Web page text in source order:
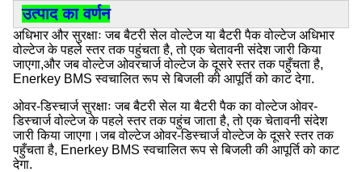
उत्पाद का वर्णन
अधिभार और सुरक्षाः जब बैटरी सेल वोल्टेज या बैटरी पैक वोल्टेज अधिभार
वोल्टेज के पहले स्तर तक पहुंचता है, तो एक चेतावनी संदेश जारी किया
जाएगा,और जब वोल्टेज ओवरचार्ज वोल्टेज के दूसरे स्तर तक पहुँचता है,
Enerkey BMS स्वचालित रूप से बिजली की आपूर्ति को काट देगा.
ओवर-डिस्चार्ज सुरक्षाः जब बैटरी सेल या बैटरी पैक का वोल्टेज ओवर-
डिस्चार्ज वोल्टेज के पहले स्तर तक पहुंच जाता है, तो एक चेतावनी संदेश
जारी किया जाएगा।जब वोल्टेज ओवर-डिस्चार्ज वोल्टेज के दूसरे स्तर तक
पहुँचता है, Enerkey BMS स्वचालित रूप से बिजली की आपूर्ति को काट
देगा.